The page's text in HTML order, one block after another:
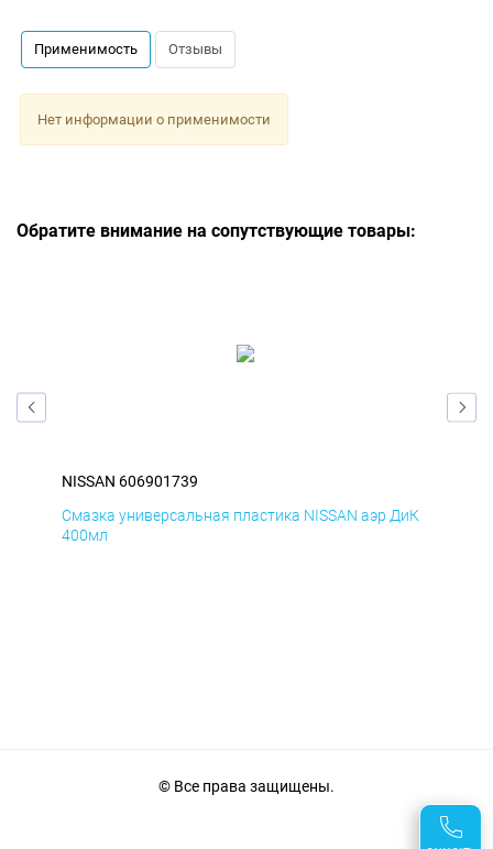
Применимость Отзывы
Нет информации о применимости
Обратите внимание на сопутствующие товары:
NISSAN 606901739
Смазка универсальная пластика NISSAN аэр ДиК
400мл
© Все права защищены.